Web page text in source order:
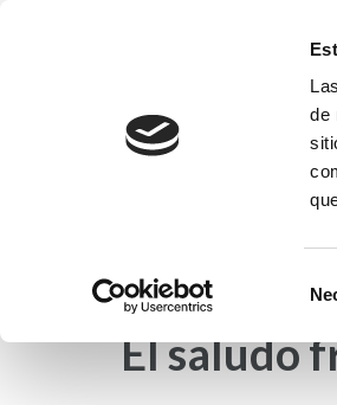
de
de
El saludo